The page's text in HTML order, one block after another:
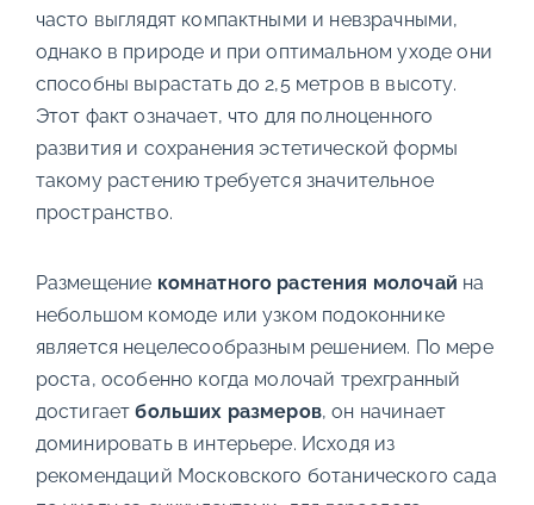
часто выглядят компактными и невзрачными,
однако в природе и при оптимальном уходе они
способны вырастать до 2,5 метров в высоту.
Этот факт означает, что для полноценного
развития и сохранения эстетической формы
такому растению требуется значительное
пространство.
Размещение комнатного растения молочай на
небольшом комоде или узком подоконнике
является нецелесообразным решением. По мере
роста, особенно когда молочай трехгранный
достигаетбольших размеров, он начинает
доминировать в интерьере. Исходя из
рекомендаций Московского ботанического сада